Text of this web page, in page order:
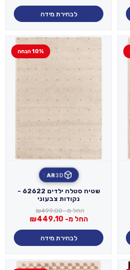
לבחירת מידה
10% הנחה
3D
AR
שטיח סטלה ילדים 62622 -
נקודות צבעוני
החל מ- ₪499.00
החל מ- ₪449.10
לבחירת מידה